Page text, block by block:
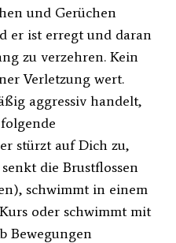
und Gerüchen
er ist erregt und daran
zu verzehren. Kein
Verletzung wert.
aggressiv handelt,
stürzt auf Dich zu,
die Brustflossen
schwimmt in einem
oder schwimmt mit
Bewegungen